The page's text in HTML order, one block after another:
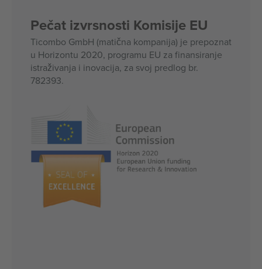
Pečat izvrsnosti Komisije EU
Ticombo GmbH (matična kompanija) je prepoznat
u Horizontu 2020, programu EU za finansiranje
istraživanja i inovacija, za svoj predlog br.
782393.